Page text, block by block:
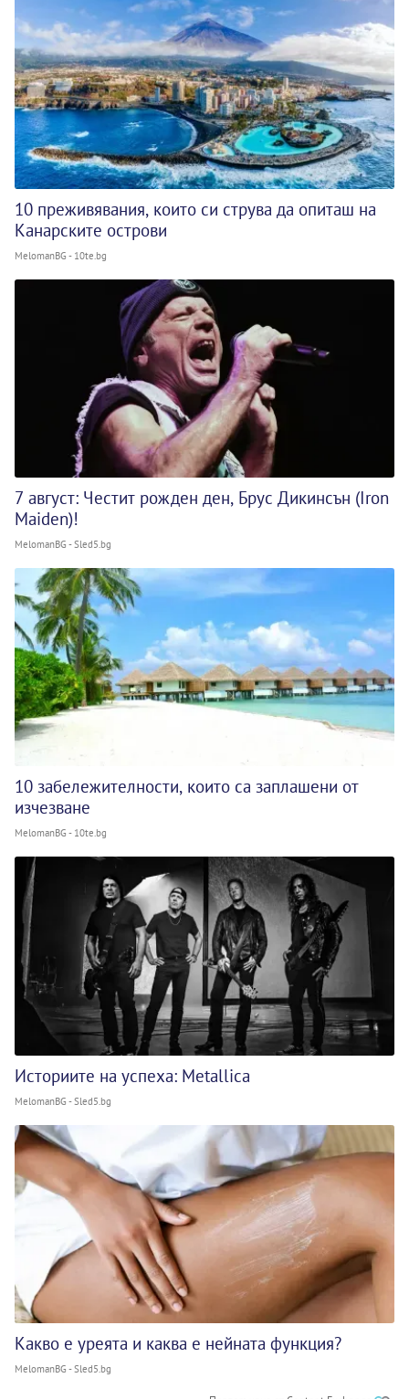
10 преживявания, които си струва да опиташ на
Канарските острови
MelomanBG - 10te.bg
7 август: Честит рожден ден, Брус Дикинсън (Iron
Maiden)!
MelomanBG - Sled5.bg
10 забележителности, които са заплашени от
изчезване
MelomanBG - 10te.bg
Историите на успеха: Metallica
MelomanBG - Sled5.bg
Какво е уреята и каква е нейната функция?
MelomanBG - Sled5.bg